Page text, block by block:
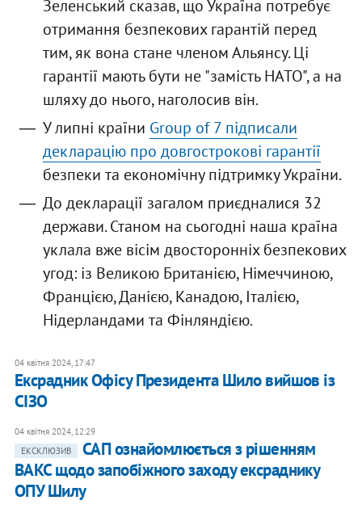
Зеленський сказав, що Україна потребує
отримання безпекових гарантій перед
тим, як вона стане членом Альянсу. Ці
гарантії мають бути не "замість НАТО", а на
шляху до нього, наголосив він.
У липні країни Group of 7 підписали
декларацію про довгострокові гарантії
безпеки та економічну підтримку України.
До декларації загалом приєдналися 32
держави. Станом на сьогодні наша країна
уклала вже вісім двосторонніх безпекових
угод: із Великою Британією, Німеччиною,
Францією, Данією, Канадою, Італією,
Нідерландами та Фінляндією.
04 квітня 2024, 17:47
Ексрадник Офісу Президента Шило вийшов із
СІЗО
04 квітня 2024, 12:29
ЕКСКЛЮЗИВ
САП ознайомлюється з рішенням
ВАКС щодо запобіжного заходу ексраднику
ОПУ Шилу